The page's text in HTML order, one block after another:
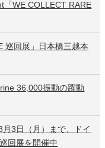
「WE COLLECT RARE
巡回展」日本橋三越本
36,000振動の躍動
3日（月）まで、ドイ
回展を開催中